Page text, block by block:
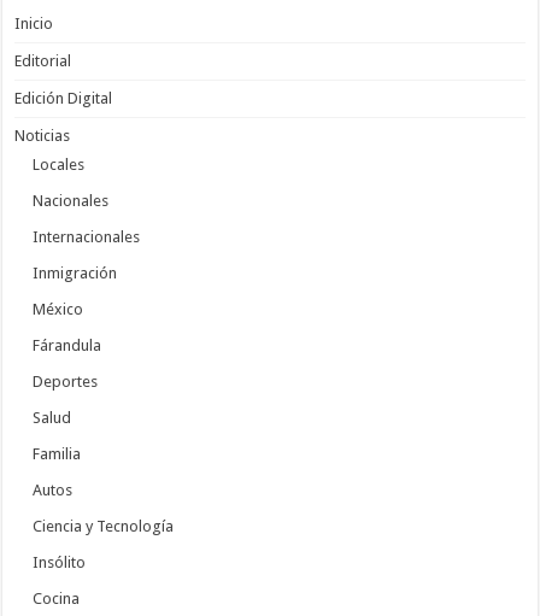
Inicio
Editorial
Edición Digital
Noticias
Locales
Nacionales
Internacionales
Inmigración
México
Fárandula
Deportes
Salud
Familia
Autos
Ciencia y Tecnología
Insólito
Cocina